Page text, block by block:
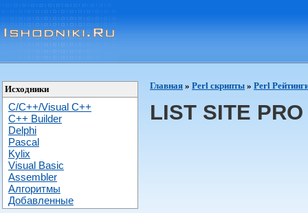
Исходники
C/C++/Visual C++
С++ Builder
Delphi
Pascal
Kylix
Visual Basic
Assembler
Алгоритмы
Добавленные
Главная » Perl скрипты » Perl
LIST SITE